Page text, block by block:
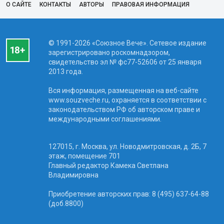
О САЙТЕ КОНТАКТЫ АВТОРЫ ПРАВОВАЯ ИНФОРМАЦИЯ
© 1991-2026 «Союзное Вече». Сетевое издание
зарегистрировано роскомнадзором,
свидетельство эл № фc77-52606 от 25 января
2013 года.
Вся информация, размещенная на веб-сайте
www.souzveche.ru, охраняется в соответствии с
законодательством РФ об авторском праве и
международными соглашениями.
127015, г. Москва, ул. Новодмитровская, д. 2Б, 7
этаж, помещение 701
Главный редактор Камека Светлана
Владимировна
Приобретение авторских прав: 8 (495) 637-64-88
(доб.8800)